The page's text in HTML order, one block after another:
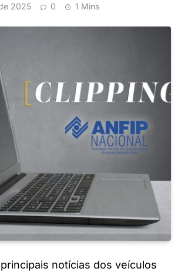
2025 0 1 Mins
notícias dos veículos